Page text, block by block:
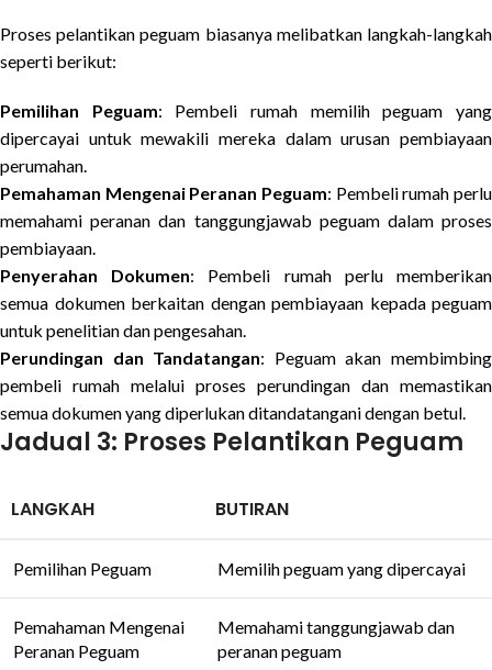
Proses pelantikan peguam biasanya melibatkan langkah-langkah
seperti berikut:
Pemilihan Peguam: Pembeli rumah memilih peguam yang
dipercayai untuk mewakili mereka dalam urusan pembiayaan
perumahan.
Pemahaman Mengenai Peranan Peguam: Pembeli rumah perlu
memahami peranan dan tanggungjawab peguam dalam proses
pembiayaan.
Penyerahan Dokumen: Pembeli rumah perlu memberikan
semua dokumen berkaitan dengan pembiayaan kepada peguam
untuk penelitian dan pengesahan.
Perundingan dan Tandatangan: Peguam akan membimbing
pembeli rumah melalui proses perundingan dan memastikan
semua dokumen yang diperlukan ditandatangani dengan betul.
Jadual 3: Proses Pelantikan Peguam
LANGKAH BUTIRAN
Pemilihan Peguam Memilih peguam yang dipercayai
Pemahaman Mengenai
Peranan Peguam
Memahami tanggungjawab dan
peranan peguam